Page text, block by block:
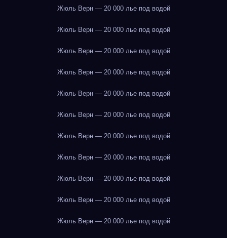
Жюль Верн — 20 000 лье под водой
Жюль Верн — 20 000 лье под водой
Жюль Верн — 20 000 лье под водой
Жюль Верн — 20 000 лье под водой
Жюль Верн — 20 000 лье под водой
Жюль Верн — 20 000 лье под водой
Жюль Верн — 20 000 лье под водой
Жюль Верн — 20 000 лье под водой
Жюль Верн — 20 000 лье под водой
Жюль Верн — 20 000 лье под водой
Жюль Верн — 20 000 лье под водой